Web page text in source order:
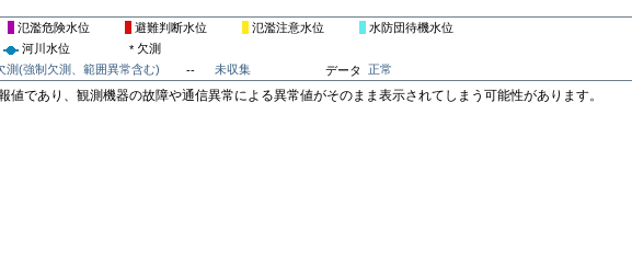
氾濫危険水位 避難判断水位 氾濫注意水位
水防団待機水位
河川水位
* 欠測
測(強制欠測、範囲異常含む) -- 未収集 データ 正常
値であり、観測機器の故障や通信異常による異常値がそのまま表示されてしまう可能性があります。